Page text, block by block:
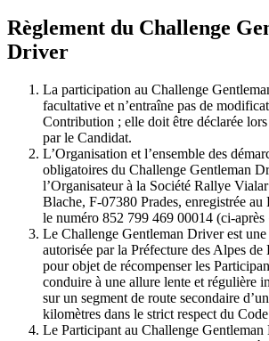
Règlement du Challenge
Driver
La participation au Challenge
facultative et n’entraîne pas de
Contribution ; elle doit être déclarée
par le Candidat.
L’Organisation et l’ensemble des
obligatoires du Challenge Gentleman
l’Organisateur à la Société Rallye
Blache, F-07380 Prades, enregistrée au
le numéro 852 799 469 00014 (ci-
Le Challenge Gentleman Driver est une
autorisée par la Préfecture des Alpes
pour objet de récompenser les
conduire à une allure lente et régulière
sur un segment de route secondaire
kilomètres dans le strict respect du
Le Participant au Challenge Gentleman